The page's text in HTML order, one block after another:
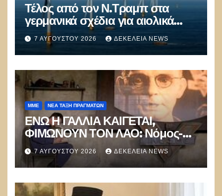
Τέλος από τον Ν.Τραμπ στα
γερμανικά σχέδια για αιολικά
πάρκα στις ΗΠΑ: «Κάθε χώρα με
ανεμογεννήτριες είναι χαμένη»
7 ΑΥΓΟΎΣΤΟΥ 2026 ΔΕΚΈΛΕΙΑ NEWS
ΜΜΕ ΝΈΑ ΤΆΞΗ ΠΡΑΓΜΆΤΩΝ
ΕΝΩ Η ΓΑΛΛΙΑ ΚΑΙΓΕΤΑΙ,
ΦΙΜΩΝΟΥΝ ΤΟΝ ΛΑΟ: Νόμος-
έκτρωμα Νινιέζ με 3 χρόνια
φυλακή για όποιον αμφισβητεί
την προπαγάνδα!
7 ΑΥΓΟΎΣΤΟΥ 2026 ΔΕΚΈΛΕΙΑ NEWS